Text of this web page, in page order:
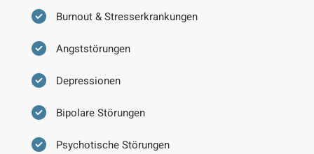
Burnout & Stresserkrankungen
Angststörungen
Depressionen
Bipolare Störungen
Psychotische Störungen